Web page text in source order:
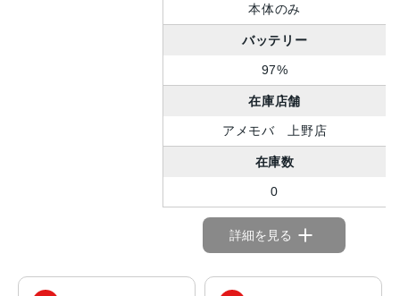
本体のみ
バッテリー
97%
在庫店舗
アメモバ 上野店
在庫数
0
詳細を見る